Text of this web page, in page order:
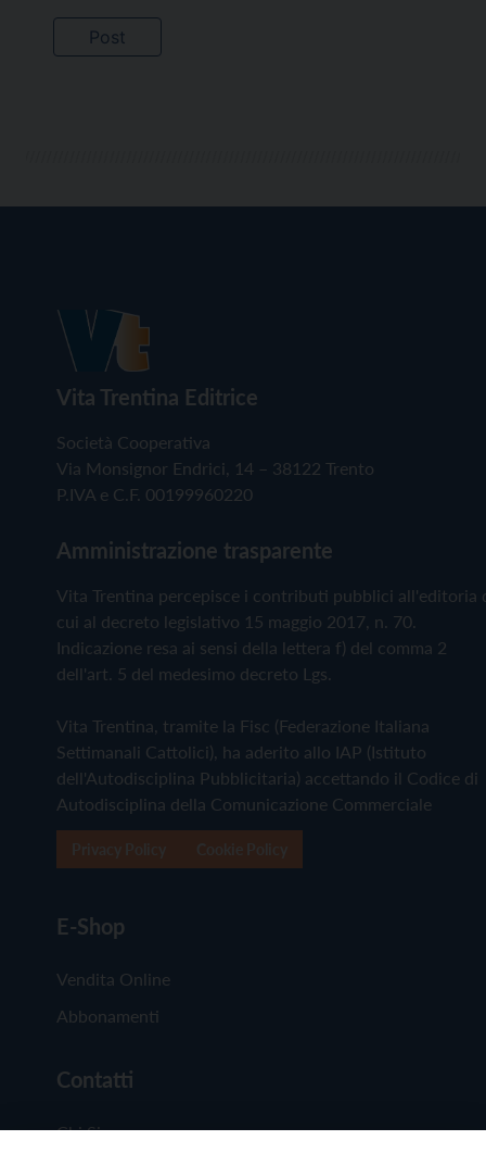
Vita Trentina Editrice
Società Cooperativa
Via Monsignor Endrici, 14 – 38122 Trento
P.IVA e C.F. 00199960220
Amministrazione trasparente
Vita Trentina percepisce i contributi pubblici all'editoria
cui al decreto legislativo 15 maggio 2017, n. 70.
Indicazione resa ai sensi della lettera f) del comma 2
dell'art. 5 del medesimo decreto Lgs.
Vita Trentina, tramite la Fisc (Federazione Italiana
Settimanali Cattolici), ha aderito allo IAP (Istituto
dell'Autodisciplina Pubblicitaria) accettando il Codice di
Autodisciplina della Comunicazione Commerciale
E-Shop
Vendita Online
Abbonamenti
Contatti
Chi Siamo